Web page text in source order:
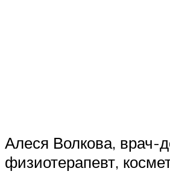
Алеся Волкова, врач-
физиотерапевт,